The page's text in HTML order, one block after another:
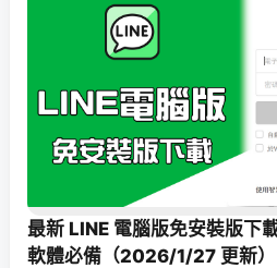
最新 LINE 電腦版免安裝版下
軟體必備（2026/1/27 更新）